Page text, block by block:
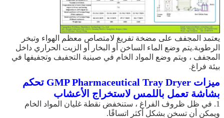
يعتمد المجفف على مضخة تفريغ لامتصاص معظم الهواء وتبخر
الرطوبة.يتم وضع الماء الساخن أو البخار أو الزيت الحراري داخل
المجفف ، ويتم وضع المواد الخام في صينية التجفيف وتجفيفها في
بيئة فراغ.
ميزات
GMP Pharmaceutical Tray Dryer تحكم
بشاشة تعمل باللمس لاستخراج الأعشاب
1. في ظل ظروف الفراغ ، ستنخفض نقطة غليان المواد الخام
ويمكن أن تسخن بشكل أكثر اتساقًا.